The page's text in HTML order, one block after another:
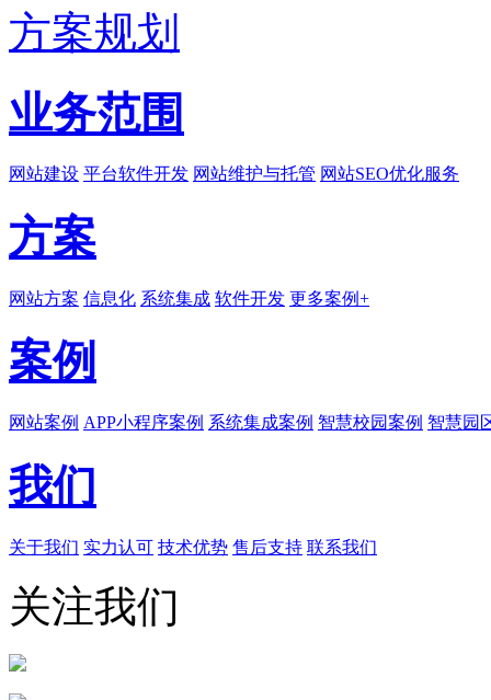
方案规划
业务范围
网站建设 平台软件开发 网站维护与托管 网站SEO优化服务
方案
网站方案 信息化 系统集成 软件开发 更多案例+
案例
网站案例 APP小程序案例 系统集成案例 智慧校园案例 智慧园
我们
关于我们 实力认可 技术优势 售后支持 联系我们
关注我们